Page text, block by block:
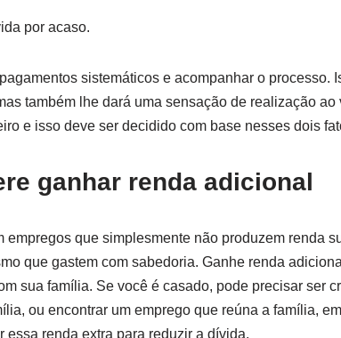
por acaso.
sistemáticos e acompanhar o processo.
também lhe dará uma sensação de realização
e isso deve ser decidido com base nesses dois
ganhar renda adicional
empregos que simplesmente não produzem renda
que gastem com sabedoria. Ganhe renda
sua família. Se você é casado, pode precisar ser
ou encontrar um emprego que reúna a família,
essa renda extra para reduzir a dívida.